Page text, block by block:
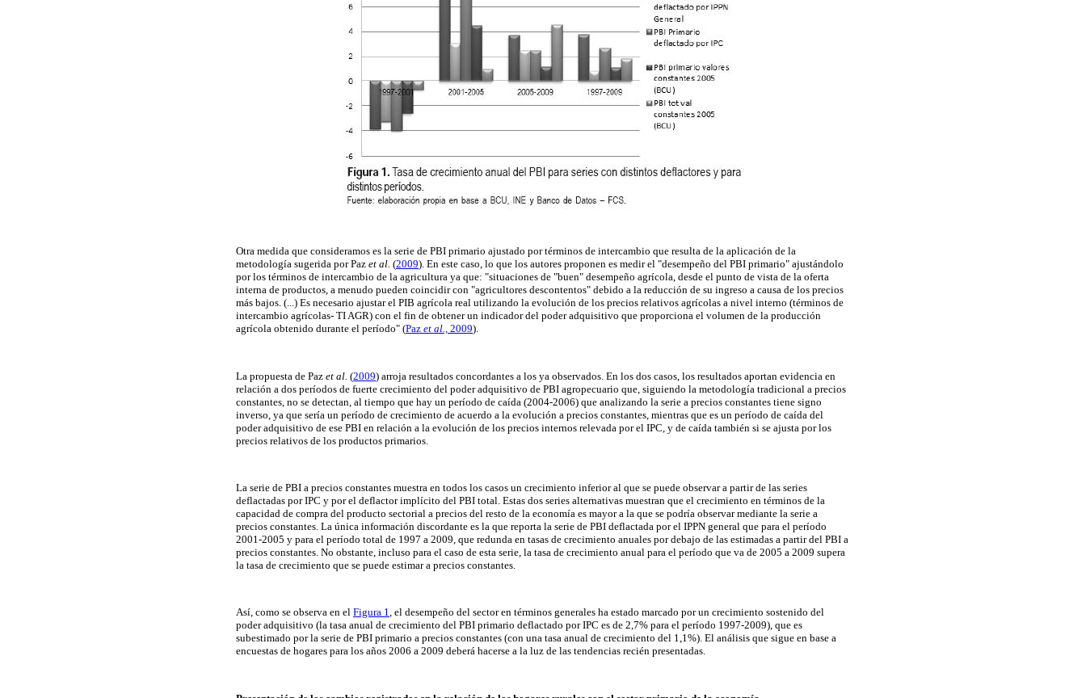
Otra medida que consideramos es la serie de PBI primario ajustado por términos de intercambio que resulta de la aplicación de la
metodología sugerida porPaz et al. (2009). En este caso, lo que los autores proponen es medir el "desempeño del PBI primario" ajustándolo
por los términos de intercambio de la agricultura ya que: "situaciones de "buen" desempeño agrícola, desde el punto de vista de la oferta
interna de productos, a menudo pueden coincidir con "agricultores descontentos" debido a la reducción de su ingreso a causa de los precios
más bajos. (...) Es necesario ajustar el PIB agrícola real utilizando la evolución de los precios relativos agrícolas a nivel interno (términos de
intercambio agrícolas- TI AGR) con el fin de obtener un indicador del poder adquisitivo que proporciona el volumen de la producción
agrícola obtenido durante el período" (Paz et al., 2009).
La propuesta de Paz et al. (2009) arroja resultados concordantes a los ya observados. En los dos casos, los resultados aportan evidencia en
relación a dos períodos de fuerte crecimiento del poder adquisitivo de PBI agropecuario que, siguiendo la metodología tradicional a precios
constantes, no se detectan, al tiempo que hay un período de caída (2004-2006) que analizando la serie a precios constantes tiene signo
inverso, ya que sería un período de crecimiento de acuerdo a la evolución a precios constantes, mientras que es un período de caída del
poder adquisitivo de ese PBI en relación a la evolución de los precios internos relevada por el IPC, y de caída también si se ajusta por los
precios relativos de los productos primarios.
La serie de PBI a precios constantes muestra en todos los casos un crecimiento inferior al que se puede observar a partir de las series
deflactadas por IPC y por el deflactor implícito del PBI total. Estas dos series alternativas muestran que el crecimiento en términos de la
capacidad de compra del producto sectorial a precios del resto de la economía es mayor a la que se podría observar mediante la serie a
precios constantes. La única información discordante es la que reporta la serie de PBI deflactada por el IPPN general que para el período
2001-2005 y para el período total de 1997 a 2009, que redunda en tasas de crecimiento anuales por debajo de las estimadas a partir del PBI a
precios constantes. No obstante, incluso para el caso de esta serie, la tasa de crecimiento anual para el período que va de 2005 a 2009 supera
la tasa de crecimiento que se puede estimar a precios constantes.
Así, como se observa en el Figura 1, el desempeño del sector en términos generales ha estado marcado por un crecimiento sostenido del
poder adquisitivo (la tasa anual de crecimiento del PBI primario deflactado por IPC es de 2,7% para el período 1997-2009), que es
subestimado por la serie de PBI primario a precios constantes (con una tasa anual de crecimiento del 1,1%). El análisis que sigue en base a
encuestas de hogares para los años 2006 a 2009 deberá hacerse a la luz de las tendencias recién presentadas.